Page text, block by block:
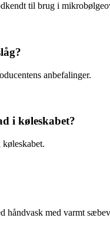
til brug i
anbefalinger.
i køleskabet?
håndvask med varmt